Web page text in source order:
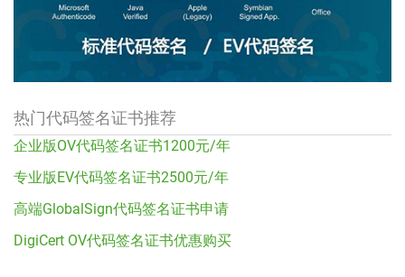
热门代码签名证书推荐
企业版OV代码签名证书1200元/年
专业版EV代码签名证书2500元/年
高端GlobalSign代码签名证书申请
DigiCert OV代码签名证书优惠购买